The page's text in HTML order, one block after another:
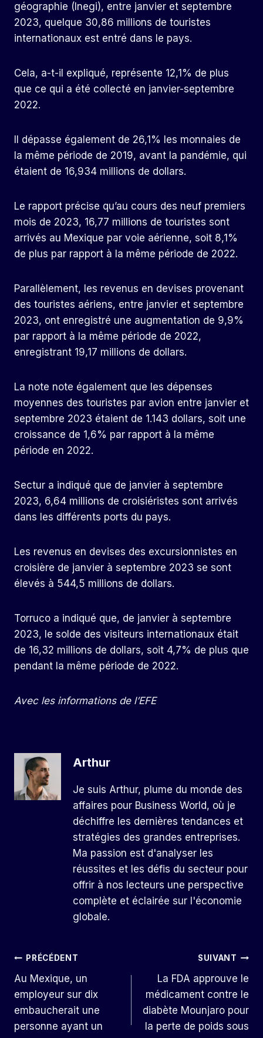
géographie (Inegi), entre janvier et septembre
2023, quelque 30,86 millions de touristes
internationaux est entré dans le pays.
Cela, a-t-il expliqué, représente 12,1% de plus
que ce qui a été collecté en janvier-septembre
2022.
Il dépasse également de 26,1% les monnaies de
la même période de 2019, avant la pandémie, qui
étaient de 16,934 millions de dollars.
Le rapport précise qu’au cours des neuf premiers
mois de 2023, 16,77 millions de touristes sont
arrivés au Mexique par voie aérienne, soit 8,1%
de plus par rapport à la même période de 2022.
Parallèlement, les revenus en devises provenant
des touristes aériens, entre janvier et septembre
2023, ont enregistré une augmentation de 9,9%
par rapport à la même période de 2022,
enregistrant 19,17 millions de dollars.
La note note également que les dépenses
moyennes des touristes par avion entre janvier et
septembre 2023 étaient de 1.143 dollars, soit une
croissance de 1,6% par rapport à la même
période en 2022.
Sectur a indiqué que de janvier à septembre
2023, 6,64 millions de croisiéristes sont arrivés
dans les différents ports du pays.
Les revenus en devises des excursionnistes en
croisière de janvier à septembre 2023 se sont
élevés à 544,5 millions de dollars.
Torruco a indiqué que, de janvier à septembre
2023, le solde des visiteurs internationaux était
de 16,32 millions de dollars, soit 4,7% de plus que
pendant la même période de 2022.
Avec les informations de l’EFE
Arthur
Je suis Arthur, plume du monde des
affaires pour Business World, où je
déchiffre les dernières tendances et
stratégies des grandes entreprises.
Ma passion est d'analyser les
réussites et les défis du secteur pour
offrir à nos lecteurs une perspective
complète et éclairée sur l'économie
globale.
Navigation
De
L’article
PRÉCÉDENT
Au Mexique, un
employeur sur dix
embaucherait une
personne ayant un
SUIVANT
La FDA approuve le
médicament contre le
diabète Mounjaro pour
la perte de poids sous